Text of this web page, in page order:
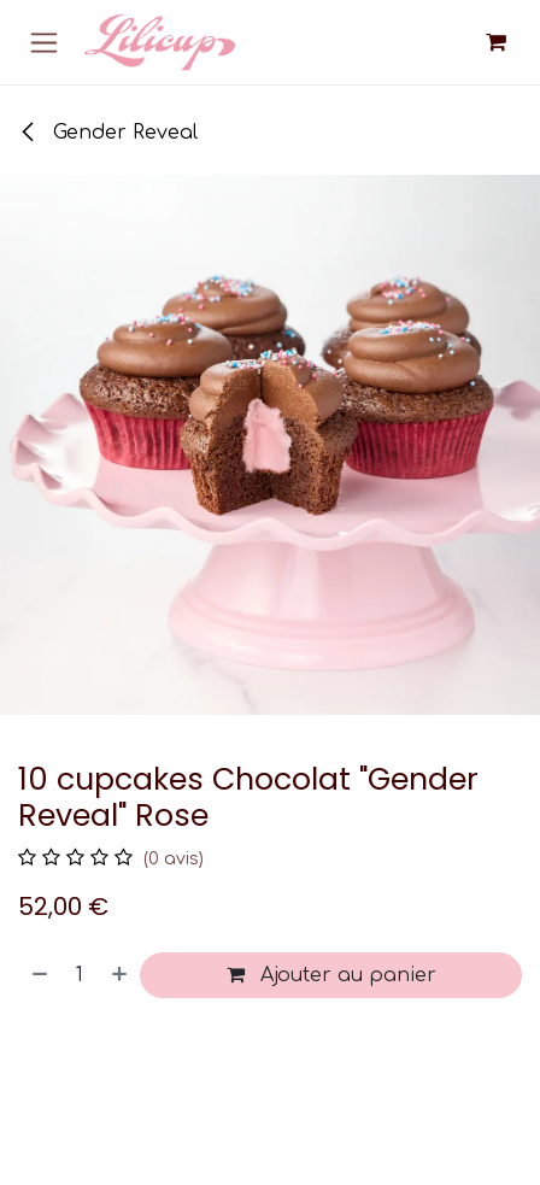
Se rendre au contenu
Gender Reveal
10 cupcakes Chocolat "Gender
Reveal" Rose
(0 avis)
52,00 €
Ajouter au panier